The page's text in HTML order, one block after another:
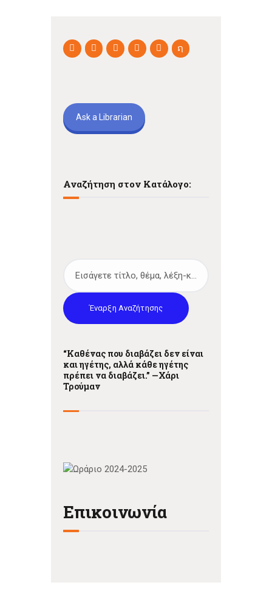
Ask a Librarian
Αναζήτηση στον Κατάλογο:
Έναρξη Αναζήτησης
“Καθένας που διαβάζει δεν είναι
και ηγέτης, αλλά κάθε ηγέτης
πρέπει να διαβάζει.” —Χάρι
Τρούμαν
Επικοινωνία